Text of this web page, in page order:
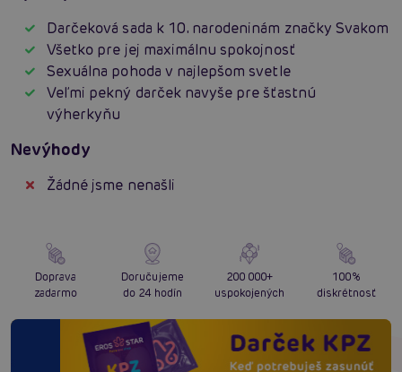
Darčeková sada k 10. narodeninám značky Svakom
Všetko pre jej maximálnu spokojnosť
Sexuálna pohoda v najlepšom svetle
Veľmi pekný darček navyše pre šťastnú
výherkyňu
Nevýhody
Žádné jsme nenašli
Doprava
zadarmo
Doručujeme
do 24 hodín
200 000+
uspokojených
100%
diskrétnosť